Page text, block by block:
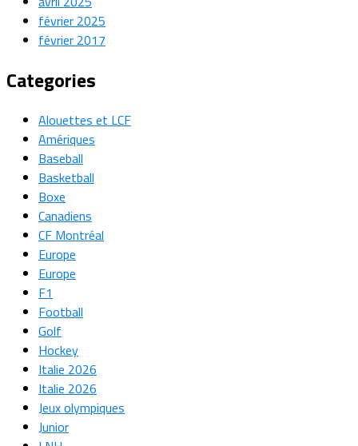
février 2025
février 2017
Categories
Alouettes et LCF
Amériques
Baseball
Basketball
Boxe
Canadiens
CF Montréal
Europe
Europe
F1
Football
Golf
Hockey
Italie 2026
Italie 2026
Jeux olympiques
Junior